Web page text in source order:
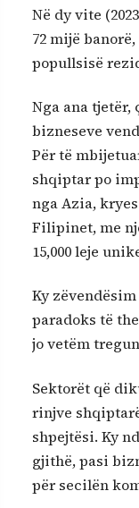
Në dy vite
72 mijë
popullsisë
Nga ana tjetër,
bizneseve
Për të
shqiptar po
nga Azia,
Filipinet, me
15,000 leje
​Ky
paradoks të
jo vetëm
​Sektorët që
rinjve
shpejtësi. Ky
gjithë, pasi
për secilën